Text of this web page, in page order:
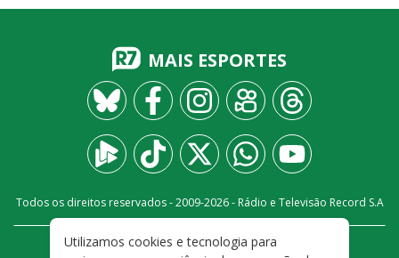
MAIS ESPORTES
Todos os direitos reservados - 2009-2026- Rádio e Televisão Record S.A
FALE CONOSCO PRIVACIDADE
Utilizamos cookies e tecnologia para